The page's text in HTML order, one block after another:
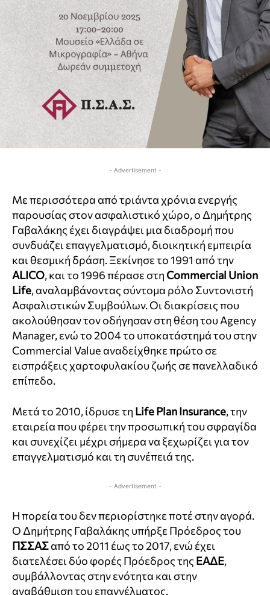
- Advertisement -
Με περισσότερα από τριάντα χρόνια ενεργής
παρουσίας στον ασφαλιστικό χώρο, ο Δημήτρης
Γαβαλάκης έχει διαγράψει μια διαδρομή που
συνδυάζει επαγγελματισμό, διοικητική εμπειρία
και θεσμική δράση. Ξεκίνησε το 1991 από την
ALICO, και το 1996 πέρασε στη Commercial Union
Life, αναλαμβάνοντας σύντομα ρόλο Συντονιστή
Ασφαλιστικών Συμβούλων. Οι διακρίσεις που
ακολούθησαν τον οδήγησαν στη θέση του Agency
Manager, ενώ το 2004 το υποκατάστημά του στην
Commercial Value αναδείχθηκε πρώτο σε
εισπράξεις χαρτοφυλακίου ζωής σε πανελλαδικό
επίπεδο.
Μετά το 2010, ίδρυσε τη Life Plan Insurance, την
εταιρεία που φέρει την προσωπική του σφραγίδα
και συνεχίζει μέχρι σήμερα να ξεχωρίζει για τον
επαγγελματισμό και τη συνέπειά της.
- Advertisement -
Η πορεία του δεν περιορίστηκε ποτέ στην αγορά.
Ο Δημήτρης Γαβαλάκης υπήρξε Πρόεδρος του
ΠΣΣΑΣαπό το 2011 έως το 2017, ενώ έχει
διατελέσει δύο φορές Πρόεδρος της ΕΑΔΕ,
συμβάλλοντας στην ενότητα και στην
αναβάθμιση του επαγγέλματος.